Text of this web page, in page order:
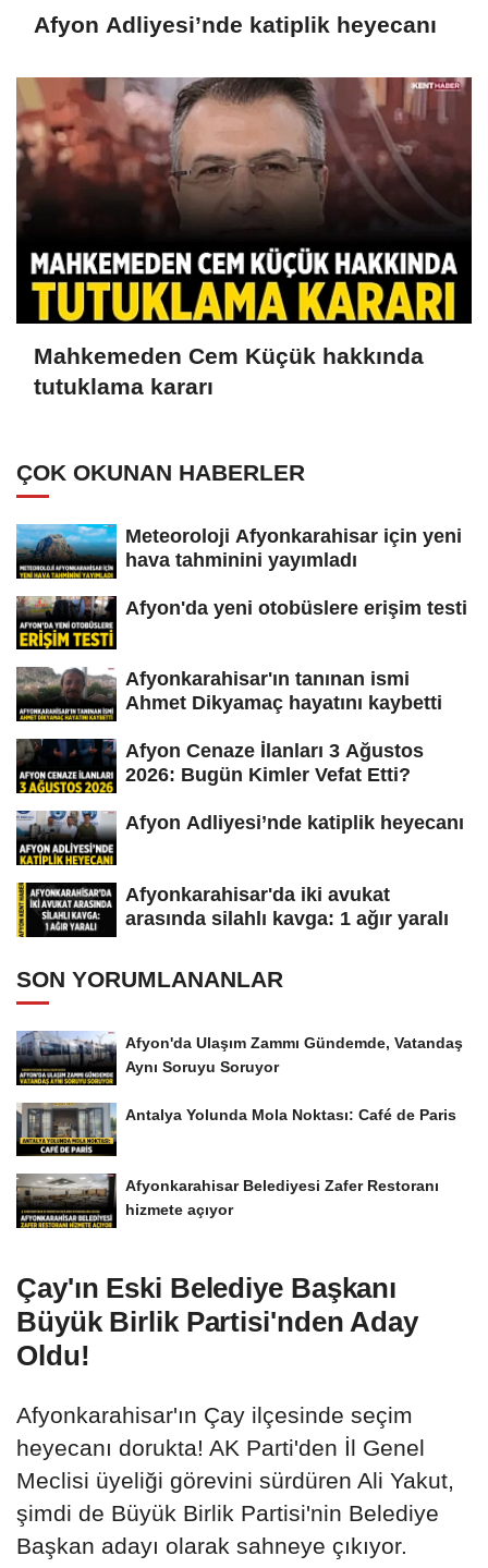
Afyon Adliyesi’nde katiplik heyecanı
Mahkemeden Cem Küçük hakkında
tutuklama kararı
ÇOK OKUNAN HABERLER
Meteoroloji Afyonkarahisar için yeni
hava tahminini yayımladı
Afyon'da yeni otobüslere erişim testi
Afyonkarahisar'ın tanınan ismi
Ahmet Dikyamaç hayatını kaybetti
Afyon Cenaze İlanları 3 Ağustos
2026: Bugün Kimler Vefat Etti?
Afyon Adliyesi’nde katiplik heyecanı
Afyonkarahisar'da iki avukat
arasında silahlı kavga: 1 ağır yaralı
SON YORUMLANANLAR
Afyon'da Ulaşım Zammı Gündemde, Vatandaş
Aynı Soruyu Soruyor
Antalya Yolunda Mola Noktası: Café de Paris
Afyonkarahisar Belediyesi Zafer Restoranı
hizmete açıyor
Çay'ın Eski Belediye Başkanı
Büyük Birlik Partisi'nden Aday
Oldu!
Afyonkarahisar'ın Çay ilçesinde seçim
heyecanı dorukta! AK Parti'den İl Genel
Meclisi üyeliği görevini sürdüren Ali Yakut,
şimdi de Büyük Birlik Partisi'nin Belediye
Başkan adayı olarak sahneye çıkıyor.